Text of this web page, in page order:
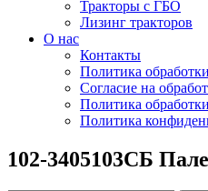
Тракторы с ГБО
Лизинг тракторов
О нас
Контакты
Политика
Согласие на
Политика
Политика
102-3405103СБ